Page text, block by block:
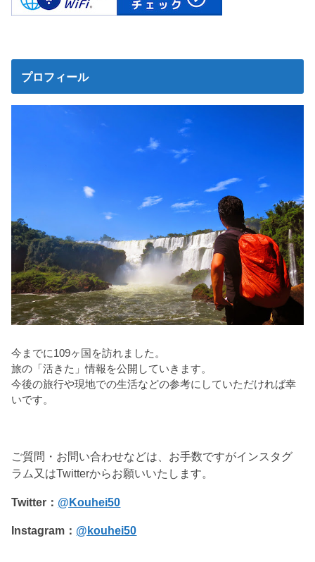
プロフィール
今までに109ヶ国を訪れました。
旅の「活きた」情報を公開していきます。
今後の旅行や現地での生活などの参考にしていただければ幸
いです。
ご質問・お問い合わせなどは、お手数ですがインスタグ
ラム又はTwitterからお願いいたします。
Twitter： @Kouhei50
Instagram： @kouhei50